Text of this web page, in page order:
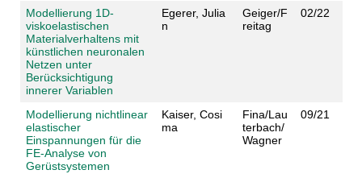
Modellierung 1D-
viskoelastischen
Materialverhaltens mit
künstlichen neuronalen
Netzen unter
Berücksichtigung
innerer Variablen
Egerer, Julia
n
Geiger/F
reitag
02/22
Modellierung nichtlinear
elastischer
Einspannungen für die
FE-Analyse von
Gerüstsystemen
Kaiser, Cosi
ma
Fina/Lau
terbach/
Wagner
09/21